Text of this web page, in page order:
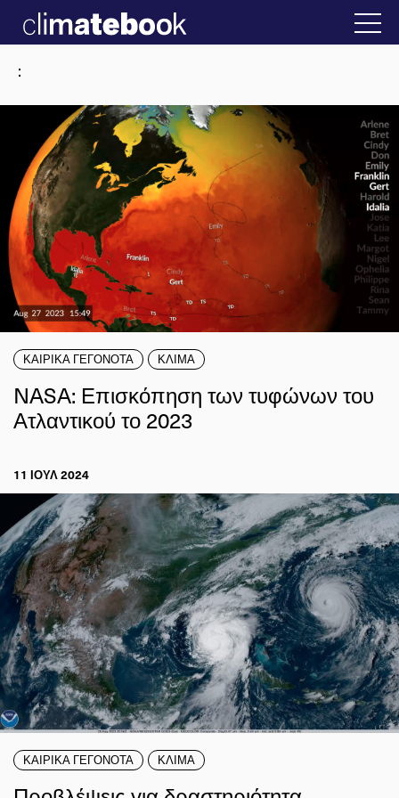
22 ΙΑΝ 2026 2025 Η άβολη αλήθεια
:
ΚΑΙΡΙΚΑ ΓΕΓΟΝΟΤΑ ΚΛΙΜΑ
NASA: Επισκόπηση των τυφώνων του
Ατλαντικού το 2023
11 ΙΟΥΛ 2024
ΚΑΙΡΙΚΑ ΓΕΓΟΝΟΤΑ ΚΛΙΜΑ